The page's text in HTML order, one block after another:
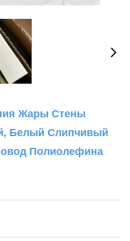
Жары Стены
Белый Слипчивый
Полиолефина